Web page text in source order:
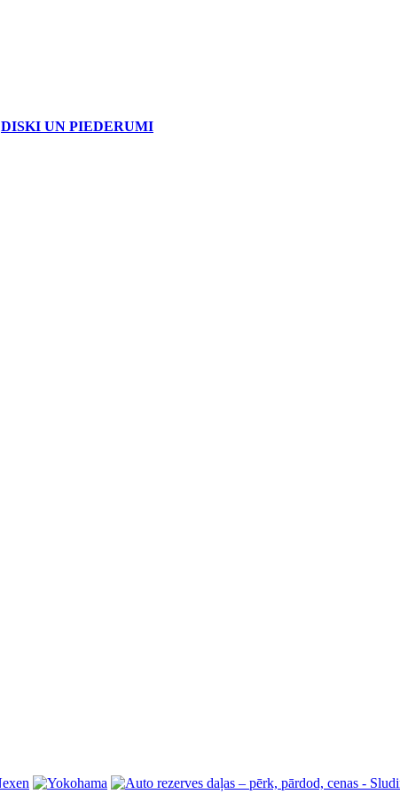
DISKI UN PIEDERUMI